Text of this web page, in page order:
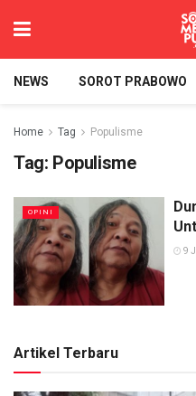
NEWS SOROT PRABOWO
Home Tag Populisme
Tag: Populisme
OPINI
9
Artikel Terbaru